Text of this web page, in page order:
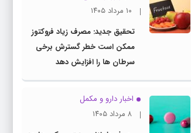
هشدار شیوع تب دنگی در اروپا و آفریقا
۱۰ مرداد ۱۴۰۵
تحقیق جدید: مصرف زیاد فروکتوز
ممکن است خطر گسترش برخی
سرطان ها را افزایش دهد
اخبار دارو و مکمل
۸ مرداد ۱۴۰۵